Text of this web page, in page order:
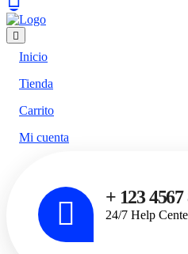
Inicio
Tienda
Carrito
Mi cuenta
+ 123 4567
24/7 Help